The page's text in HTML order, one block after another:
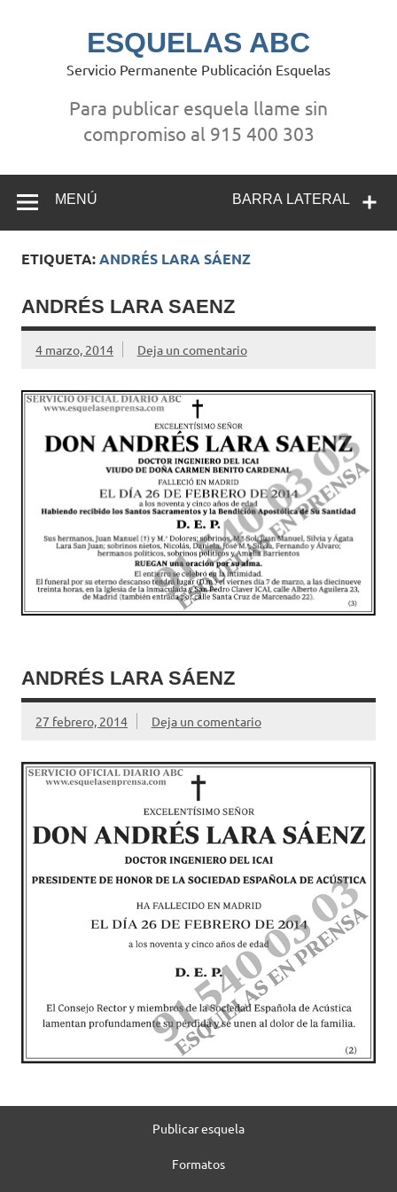
ESQUELAS ABC
Servicio Permanente Publicación Esquelas
Para publicar esquela llame sin
compromiso al 915 400 303
BARRA LATERAL
MENÚ
ETIQUETA:ANDRÉS LARA SÁENZ
ANDRÉS LARA SAENZ
4 marzo, 2014 Deja un comentario
ANDRÉS LARA SÁENZ
27 febrero, 2014 Deja un comentario
Publicar esquela
Formatos